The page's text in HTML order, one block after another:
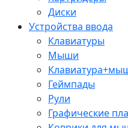
Диски
Устройства ввода
Клавиатуры
Мыши
Геймпады
Рули
Графические